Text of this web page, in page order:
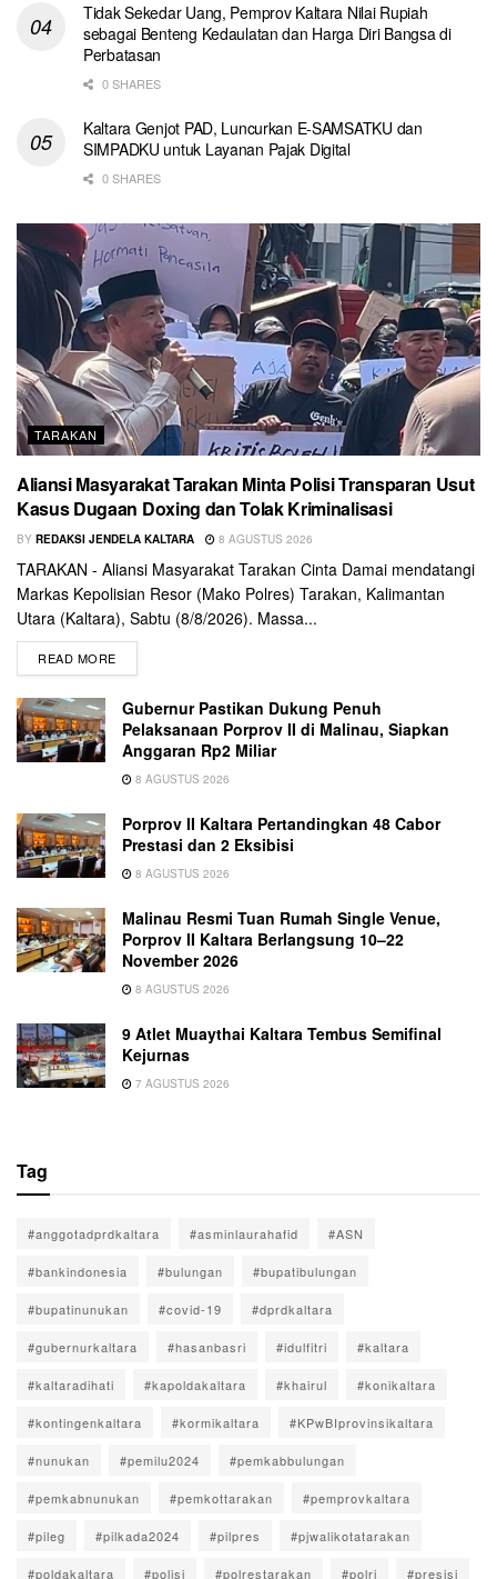
Tidak Sekedar Uang, Pemprov Kaltara Nilai Rupiah
sebagai Benteng Kedaulatan dan Harga Diri Bangsa di
Perbatasan
0 SHARES
Kaltara Genjot PAD, Luncurkan E-SAMSATKU dan
SIMPADKU untuk Layanan Pajak Digital
0 SHARES
TARAKAN
Aliansi Masyarakat Tarakan Minta Polisi Transparan Usut
Kasus Dugaan Doxing dan Tolak Kriminalisasi
BY REDAKSI JENDELA KALTARA 8 AGUSTUS 2026
TARAKAN - Aliansi Masyarakat Tarakan Cinta Damai mendatangi
Markas Kepolisian Resor (Mako Polres) Tarakan, Kalimantan
Utara (Kaltara), Sabtu (8/8/2026). Massa...
READ MORE
Gubernur Pastikan Dukung Penuh
Pelaksanaan Porprov II di Malinau, Siapkan
Anggaran Rp2 Miliar
8 AGUSTUS 2026
Porprov II Kaltara Pertandingkan 48 Cabor
Prestasi dan 2 Eksibisi
8 AGUSTUS 2026
Malinau Resmi Tuan Rumah Single Venue,
Porprov II Kaltara Berlangsung 10–22
November 2026
8 AGUSTUS 2026
9 Atlet Muaythai Kaltara Tembus Semifinal
Kejurnas
7 AGUSTUS 2026
Tag
#anggotadprdkaltara #asminlaurahafid #ASN
#bankindonesia #bulungan #bupatibulungan
#bupatinunukan #covid-19 #dprdkaltara
#gubernurkaltara #hasanbasri #idulfitri #kaltara
#kaltaradihati #kapoldakaltara #khairul #konikaltara
#kontingenkaltara #kormikaltara #KPwBIprovinsikaltara
#nunukan #pemilu2024 #pemkabbulungan
#pemkabnunukan #pemkottarakan #pemprovkaltara
#pileg #pilkada2024 #pilpres #pjwalikotatarakan
#poldakaltara #polisi #polrestarakan #polri #presisi